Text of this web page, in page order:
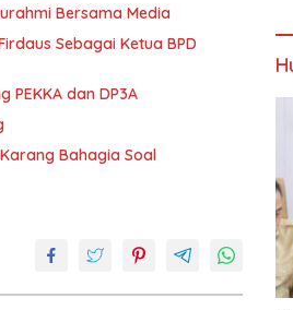
Bersama Media
Sebagai Ketua BPD
PEKKA dan DP3A
Bahagia Soal